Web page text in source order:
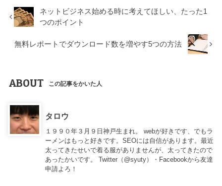
ネットビジネス始める時に考えてほしい、たった1
つのポイント
無料レポートでダウンロード数を増やす5つの方法
ABOUT この記事をかいた人
タロウ
１９９０年３月９日神戸生まれ。 webが好きです、でもラ
ーメンはもっと好きです。SEOには自信があります。最近
太ってきたせいで着る服がありませんが、太ってきたので
あったかいです。 Twitter（ @syuty）・Facebookから友達
申請よろ！